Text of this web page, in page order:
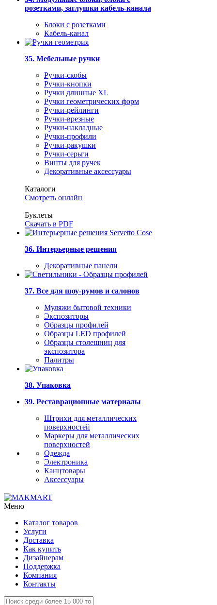
розетками, заглушки кабель-канала
Блоки с розетками
Кабель-канал
35. Мебельные ручки
Ручки-скобы
Ручки-кнопки
Ручки длинные XL
Ручки геометрических форм
Ручки-рейлинги
Ручки-врезные
Ручки-накладные
Ручки-профили
Ручки-ракушки
Ручки-серьги
Винты для ручек
Декоративные аксессуары
Каталоги
Смотреть онлайн
Буклеты
Скачать в PDF
36. Интерьерные решения
Декоративные панели
37. Все для шоу-румов и салонов
Муляжи бытовой техники
Экспозиторы
Образцы профилей
Образцы LED профилей
Образцы столешниц для
экспозитора
Палитры
38. Упаковка
39. Реставрационные материалы
Штрихи для металлических
поверхностей
Маркеры для металлических
поверхностей
Одежда
Электроника
Канцтовары
Аксессуары
Меню
Каталог товаров
Услуги
Доставка
Как купить
Дизайнерам
Поддержка
Компания
Контакты